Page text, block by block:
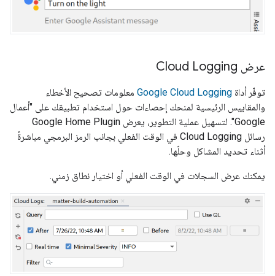
عرض Cloud Logging
توفّر أداة Google Cloud Logging معلومات تصحيح الأخطاء
والمقاييس الرئيسية لمنحك إحصاءات حول استخدام تطبيقك على "أعمال
Google". لتسهيل عملية التطوير، يعرض
Google Home Plugin
رسائل Cloud Logging في الوقت الفعلي بجانب الرمز البرمجي مباشرةً
أثناء تحديد المشاكل وحلّها.
يمكنك عرض السجلات في الوقت الفعلي أو اختيار نطاق زمني.